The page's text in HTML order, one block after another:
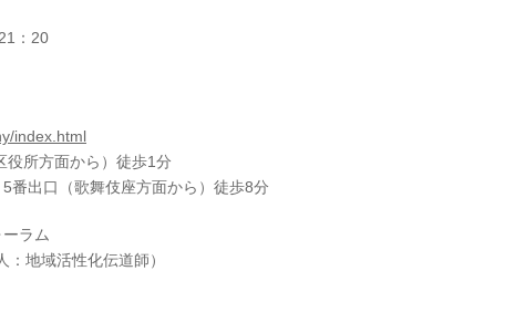
：20
index.html
所方面から）徒歩1分
出口（歌舞伎座方面から）徒歩8分
ラム
地域活性化伝道師）